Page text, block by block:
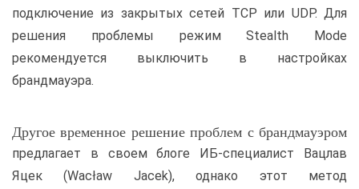
подключение из закрытых сетей TCP или UDP. Для
решения проблемы режим Stealth Mode
рекомендуется выключить в настройках
брандмауэра.
Другое временное решение проблем с брандмауэром
предлагает в своем блоге ИБ-специалист Вацлав
Яцек (Wacław Jacek), однако этот метод